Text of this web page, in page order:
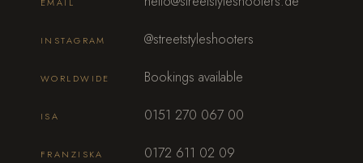
INSTAGRAM @streetstyleshooters
WORLDWIDE Bookings available
ISA 0151 270 067 00
FRANZISKA 0172 611 02 09